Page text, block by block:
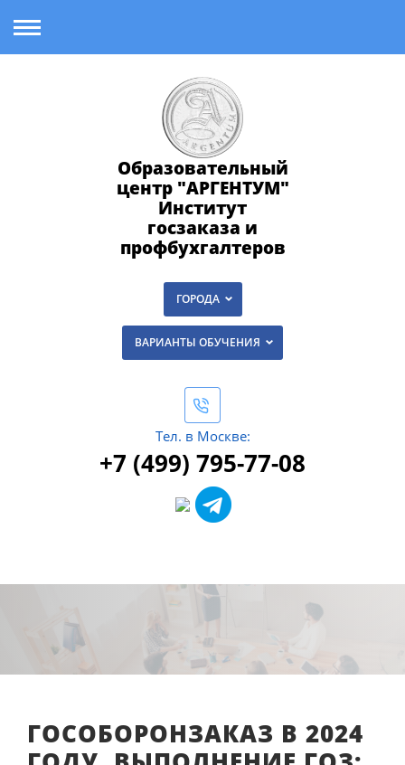
Образовательный
центр "АРГЕНТУМ"
Институт
госзаказа и
профбухгалтеров
ГОРОДА
ВАРИАНТЫ ОБУЧЕНИЯ
Тел. в Москве:
+7 (499) 795-77-08
ГОСОБОРОНЗАКАЗ В 2024